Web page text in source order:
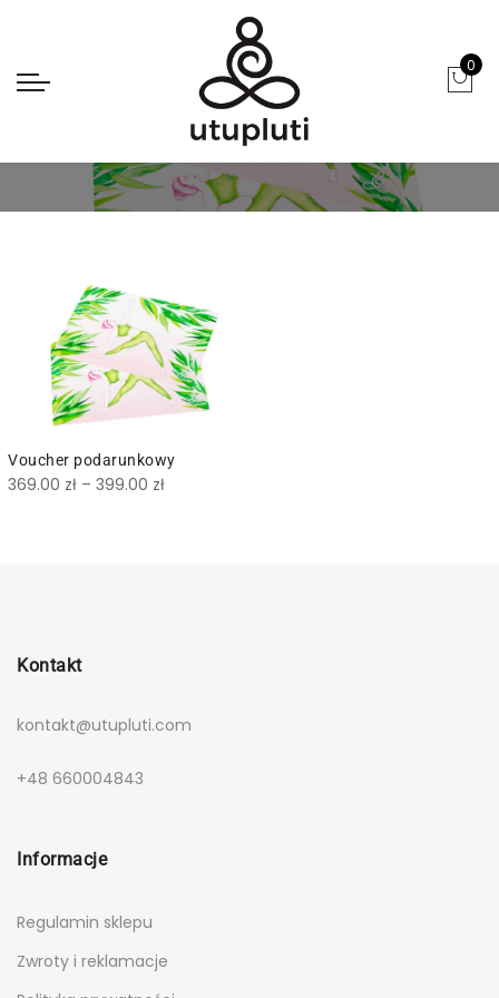
0
Bony podarunkowe
Voucher podarunkowy
369.00 zł – 399.00 zł
Kontakt
kontakt@utupluti.com
+48 660004843
Informacje
Regulamin sklepu
Zwroty i reklamacje